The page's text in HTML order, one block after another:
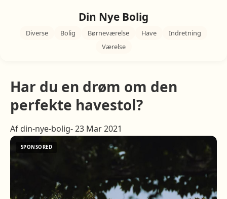
Din Nye Bolig
Diverse Bolig Børneværelse Have
Indretning
Værelse
Har du en drøm om den
perfekte havestol?
Af din-nye-bolig- 23 Mar 2021